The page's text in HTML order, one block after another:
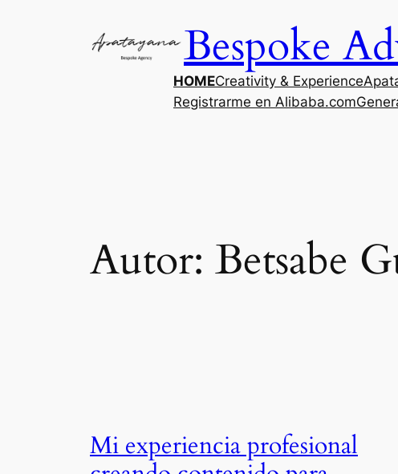
Bespoke
HOMECreativity & Experience
Registrarme en Alibaba.com
Autor: Betsabe
Mi experiencia profesional